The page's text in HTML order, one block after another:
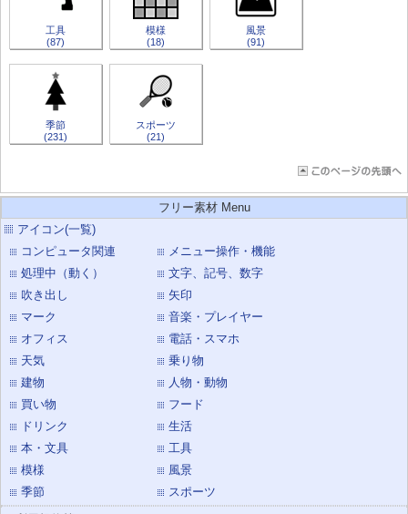
工具
(87)
模様
(18)
風景
(91)
季節
(231)
スポーツ
(21)
フリー素材 Menu
アイコン(一覧)
コンピュータ関連
メニュー操作・機能
処理中（動く）
文字、記号、数字
吹き出し
矢印
マーク
音楽・プレイヤー
オフィス
電話・スマホ
天気
乗り物
建物
人物・動物
買い物
フード
ドリンク
生活
本・文具
工具
模様
風景
季節
スポーツ